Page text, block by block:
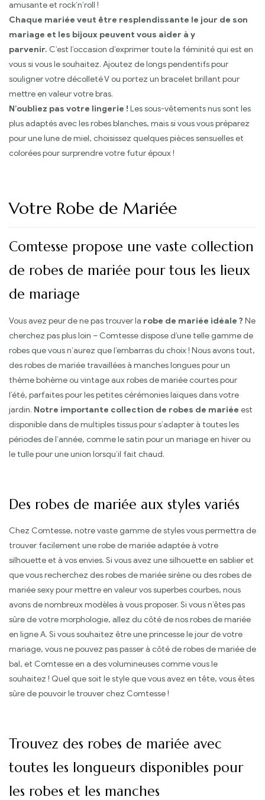
amusante et rock’n’roll !
Chaque mariée veut être resplendissante le jour de son
mariage et les bijoux peuvent vous aider à y
parvenir. C’est l’occasion d’exprimer toute la féminité qui est en
vous si vous le souhaitez. Ajoutez de longs pendentifs pour
souligner votre décolleté V ou portez un bracelet brillant pour
mettre en valeur votre bras.
N’oubliez pas votre lingerie ! Les sous-vêtements nus sont les
plus adaptés avec les robes blanches, mais si vous vous préparez
pour une lune de miel, choisissez quelques pièces sensuelles et
colorées pour surprendre votre futur époux !
Votre Robe de Mariée
Comtesse propose une vaste collection
de robes de mariée pour tous les lieux
de mariage
Vous avez peur de ne pas trouver la robe de mariée idéale ? Ne
cherchez pas plus loin – Comtesse dispose d’une telle gamme de
robes que vous n’aurez que l’embarras du choix ! Nous avons tout,
des robes de mariée travaillées à manches longues pour un
thème bohème ou vintage aux robes de mariée courtes pour
l’été, parfaites pour les petites cérémonies laïques dans votre
jardin. Notre importante collection de robes de mariée est
disponible dans de multiples tissus pour s’adapter à toutes les
périodes de l’année, comme le satin pour un mariage en hiver ou
le tulle pour une union lorsqu’il fait chaud.
Des robes de mariée aux styles variés
Chez Comtesse, notre vaste gamme de styles vous permettra de
trouver facilement une robe de mariée adaptée à votre
silhouette et à vos envies. Si vous avez une silhouette en sablier et
que vous recherchez des robes de mariée sirène ou des robes de
mariée sexy pour mettre en valeur vos superbes courbes, nous
avons de nombreux modèles à vous proposer. Si vous n’êtes pas
sûre de votre morphologie, allez du côté de nos robes de mariée
en ligne A. Si vous souhaitez être une princesse le jour de votre
mariage, vous ne pouvez pas passer à côté de robes de mariée de
bal, et Comtesse en a des volumineuses comme vous le
souhaitez ! Quel que soit le style que vous avez en tête, vous êtes
sûre de pouvoir le trouver chez Comtesse !
Trouvez des robes de mariée avec
toutes les longueurs disponibles pour
les robes et les manches